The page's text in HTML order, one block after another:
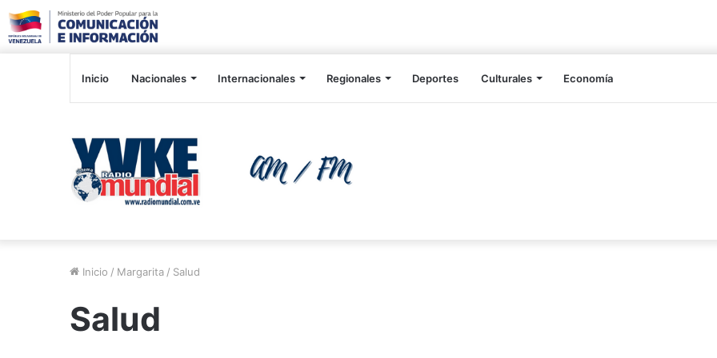
Inicio Nacionales Internacionales Regionales Deportes Culturales Economía
Inicio / Margarita / Salud
Salud